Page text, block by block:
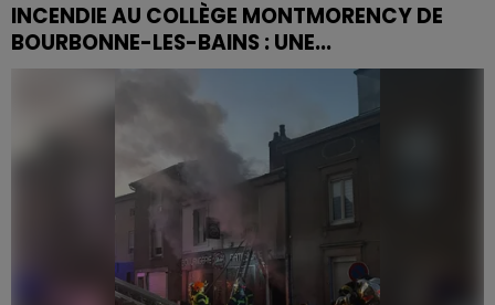
INCENDIE AU COLLÈGE MONTMORENCY DE
BOURBONNE-LES-BAINS : UNE...
Une agente du personnel de l'Éducation nationale, a
perdu la vie dans ce drame qui s'est produit ce
vendredi matin.